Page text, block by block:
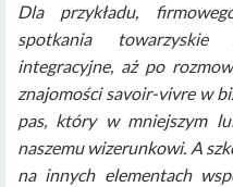
Dla przykładu,
spotkania
integracyjne, aż po
znajomości savoir-vivre w
pas, który w mniejszym
naszemu wizerunkowi. A
na innych elementach